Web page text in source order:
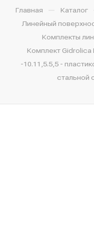
Главная — Каталог
Линейный
Комплекты
Комплект
-10.11,5.5,5 -
стальной